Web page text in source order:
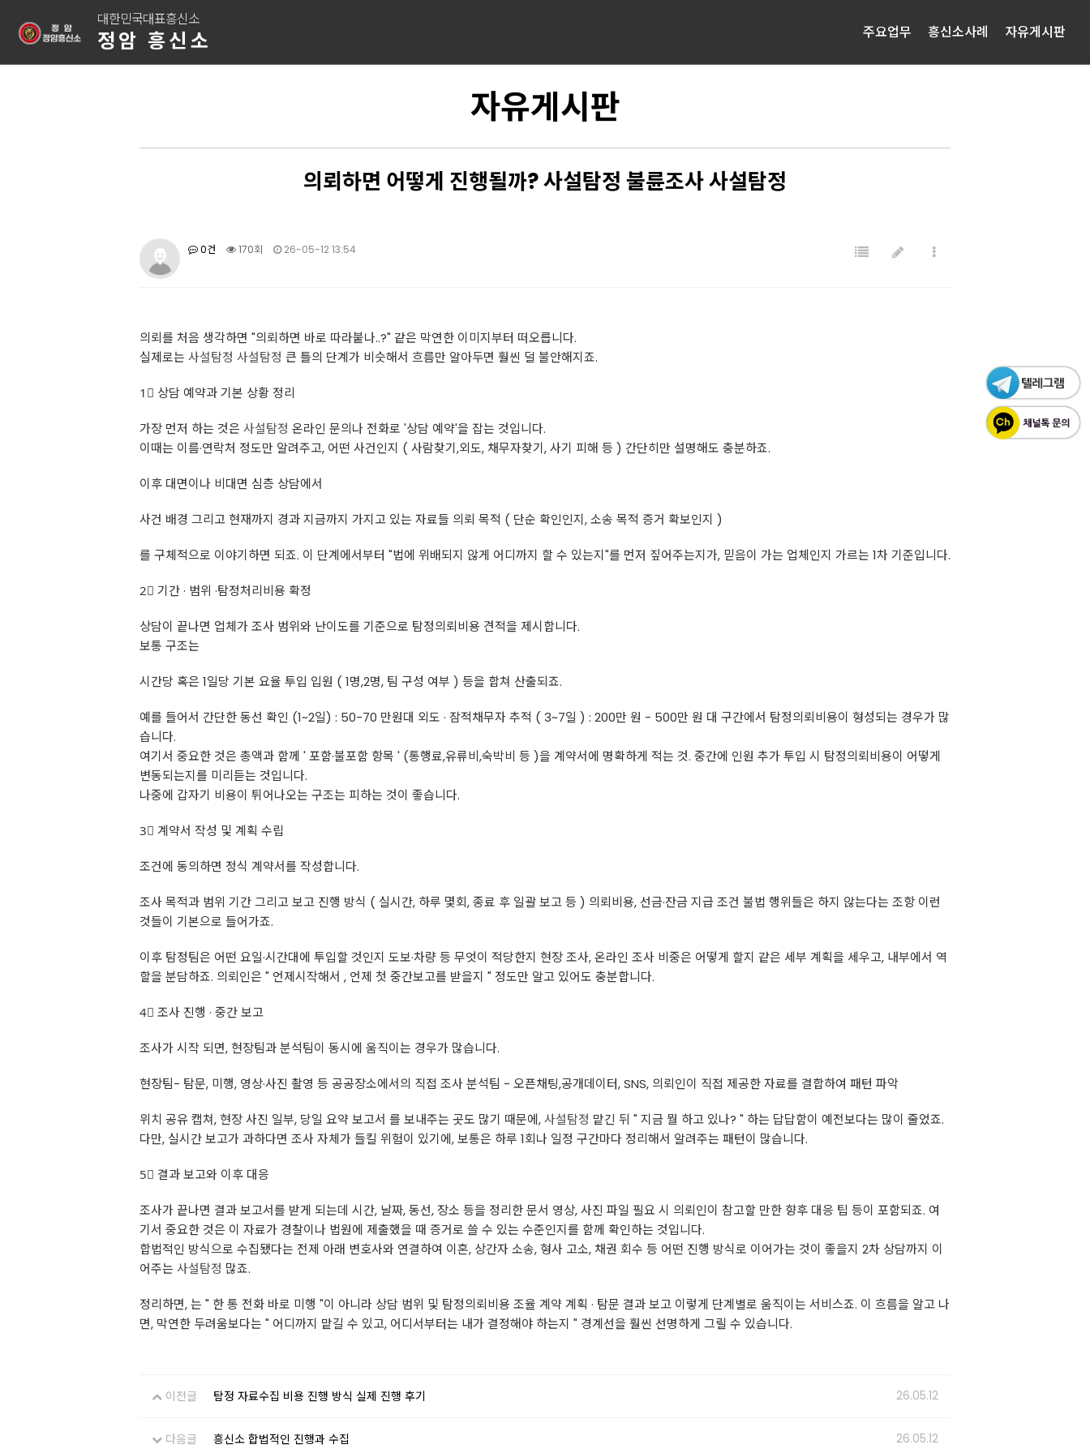
대한민국대표흥신소
정암 흥신소 주요업무 흥신소사례 자유게시판
자유게시판
의뢰하면 어떻게 진행될까? 사설탐정 불륜조사 사설탐정
0건 170회 26-05-12 13:54
의뢰를 처음 생각하면 "의뢰하면 바로 따라붙나..?" 같은 막연한 이미지부터 떠오릅니다.
실제로는 사설탐정 사설탐정 큰 틀의 단계가 비슷해서 흐름만 알아두면 훨씬 덜 불안해지죠.
1⃣ 상담 예약과 기본 상황 정리
가장 먼저 하는 것은 사설탐정 온라인 문의나 전화로 '상담 예약'을 잡는 것입니다.
이때는 이름·연락처 정도만 알려주고, 어떤 사건인지 ( 사람찾기,외도, 채무자찾기, 사기 피해 등 ) 간단히만 설명해도 충분하죠.
이후 대면이나 비대면 심층 상담에서
사건 배경 그리고 현재까지 경과 지금까지 가지고 있는 자료들 의뢰 목적 ( 단순 확인인지, 소송 목적 증거 확보인지 )
를 구체적으로 이야기하면 되죠. 이 단계에서부터 "법에 위배되지 않게 어디까지 할 수 있는지"를 먼저 짚어주는지가, 믿음이 가는 업체인지 가르는 1차 기준입니다.
2⃣ 기간 · 범위 ·탐정처리비용 확정
상담이 끝나면 업체가 조사 범위와 난이도를 기준으로 탐정의뢰비용 견적을 제시합니다.
보통 구조는
시간당 혹은 1일당 기본 요율 투입 입원 ( 1명,2명, 팀 구성 여부 ) 등을 합쳐 산출되죠.
예를 들어서 간단한 동선 확인 (1~2일) : 50-70 만원대 외도 · 잠적채무자 추적 ( 3~7일 ) : 200만 원 - 500만 원 대 구간에서 탐정의뢰비용이 형성되는 경우가 많
습니다.
여기서 중요한 것은 총액과 함께 ' 포함·불포함 항목 ' (통행료,유류비,숙박비 등 )을 계약서에 명확하게 적는 것. 중간에 인원 추가 투입 시 탐정의뢰비용이 어떻게
변동되는지를 미리듣는 것입니다.
나중에 갑자기 비용이 튀어나오는 구조는 피하는 것이 좋습니다.
3⃣ 계약서 작성 및 계획 수립
조건에 동의하면 정식 계약서를 작성합니다.
조사 목적과 범위 기간 그리고 보고 진행 방식 ( 실시간, 하루 몇회, 종료 후 일괄 보고 등 ) 의뢰비용, 선금·잔금 지급 조건 불법 행위들은 하지 않는다는 조항 이런
것들이 기본으로 들어가죠.
이후 탐정팀은 어떤 요일·시간대에 투입할 것인지 도보·차량 등 무엇이 적당한지 현장 조사, 온라인 조사 비중은 어떻게 할지 같은 세부 계획을 세우고, 내부에서 역
할을 분담하죠. 의뢰인은 " 언제시작해서 , 언제 첫 중간보고를 받을지 " 정도만 알고 있어도 충분합니다.
4⃣ 조사 진행 · 중간 보고
조사가 시작 되면, 현장팀과 분석팀이 동시에 움직이는 경우가 많습니다.
현장팀- 탐문, 미행, 영상·사진 촬영 등 공공장소에서의 직접 조사 분석팀 - 오픈채팅,공개데이터, SNS, 의뢰인이 직접 제공한 자료를 결합하여 패턴 파악
위치 공유 캡쳐, 현장 사진 일부, 당일 요약 보고서 를 보내주는 곳도 많기 때문에,사설탐정 맡긴 뒤 " 지금 뭘 하고 있나? " 하는 답답함이 예전보다는 많이 줄었죠.
다만, 실시간 보고가 과하다면 조사 자체가 들킬 위험이 있기에, 보통은 하루 1회나 일정 구간마다 정리해서 알려주는 패턴이 많습니다.
5⃣ 결과 보고와 이후 대응
조사가 끝나면 결과 보고서를 받게 되는데 시간, 날짜, 동선, 장소 등을 정리한 문서 영상, 사진 파일 필요 시 의뢰인이 참고할 만한 향후 대응 팁 등이 포함되죠. 여
기서 중요한 것은 이 자료가 경찰이나 법원에 제출했을 때 증거로 쓸 수 있는 수준인지를 함께 확인하는 것입니다.
합법적인 방식으로 수집됐다는 전제 아래 변호사와 연결하여 이혼, 상간자 소송, 형사 고소, 채권 회수 등 어떤 진행 방식로 이어가는 것이 좋을지 2차 상담까지 이
어주는 사설탐정 많죠.
정리하면, 는 " 한 통 전화 바로 미행 "이 아니라 상담 범위 및 탐정의뢰비용 조율 계약 계획 · 탐문 결과 보고 이렇게 단계별로 움직이는 서비스죠. 이 흐름을 알고 나
면, 막연한 두려움보다는 " 어디까지 맡길 수 있고, 어디서부터는 내가 결정해야 하는지 " 경계선을 훨씬 선명하게 그릴 수 있습니다.
이전글 탐정 자료수집 비용 진행 방식 실제 진행 후기 26.05.12
다음글 흥신소 합법적인 진행과 수집 26.05.12